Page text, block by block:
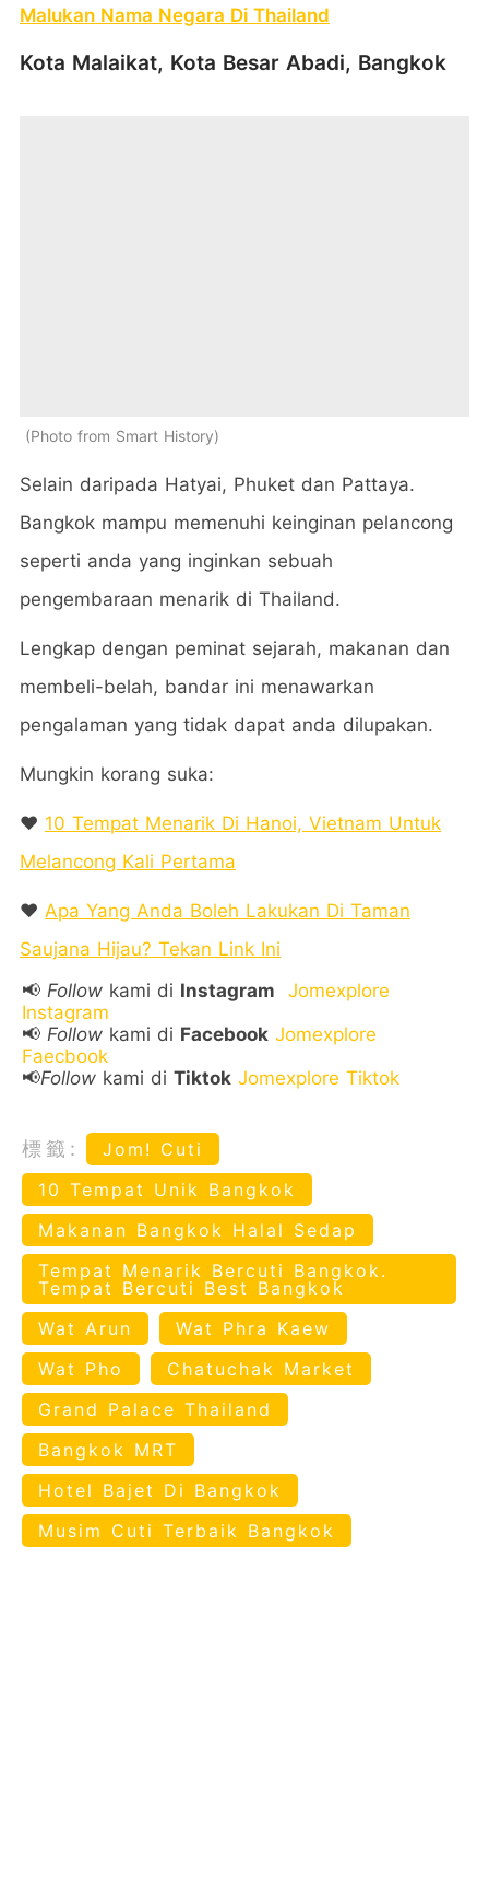
Malukan Nama Negara Di Thailand
Kota Malaikat, Kota Besar Abadi, Bangkok
Photo from Smart History
Selain daripada Hatyai, Phuket dan Pattaya.
Bangkok mampu memenuhi keinginan pelancong
seperti anda yang inginkan sebuah
pengembaraan menarik di Thailand.
Lengkap dengan peminat sejarah, makanan dan
membeli-belah, bandar ini menawarkan
pengalaman yang tidak dapat anda dilupakan.
Mungkin korang suka:
❤️ 10 Tempat Menarik Di Hanoi, Vietnam Untuk
Melancong Kali Pertama
❤️ Apa Yang Anda Boleh Lakukan Di Taman
Saujana Hijau? Tekan Link Ini
📢 Follow kami di Instagram
Jomexplore
Instagram
📢 Follow kami di Facebook Jomexplore
Faecbook
📢Follow kami di Tiktok Jomexplore Tiktok
標籤:
Jom! Cuti
10 Tempat Unik Bangkok
Makanan Bangkok Halal Sedap
Tempat Menarik Bercuti Bangkok.
Tempat Bercuti Best Bangkok
Wat Arun
Wat Phra Kaew
Wat Pho
Chatuchak Market
Grand Palace Thailand
Bangkok MRT
Hotel Bajet Di Bangkok
Musim Cuti Terbaik Bangkok